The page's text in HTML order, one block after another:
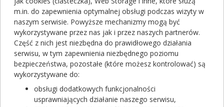
Lacticaseibacillus casei LC89
Lacticaseibacillus paracasei DG® - I-1572, DSM 34154
Lacticaseibacillus paracasei LC86
Lacticaseibacillus rhamnosus LRa05
Lacticaseibacillus rhamnosus R0011 + Lactobacillus helveticus
Lactiplantibacillus plantarum LP01 (LMG P-21021) liofilizowane
Lactiplantibacillus plantarum LP6595
Lactiplantibacillus plantarum Lp90
Lactiplantibacillus plantarum Lp-G18
Lactiplantibacillus plantarum PL3
m.in. do zapewnienia optymalnej obsługi podczas wizyty w
naszym serwisie. Powyższe mechanizmy mogą być
wykorzystywane przez nas jak i przez naszych partnerów.
Część z nich jest niezbędna do prawidłowego działania
serwisu, w tym zapewnienia niezbędnego poziomu
bezpieczeństwa, pozostałe (które możesz kontrolować) są
wykorzystywane do:
obsługi dodatkowych funkcjonalności
usprawniających działanie naszego serwisu,